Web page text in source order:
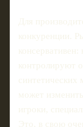
Для
конкуренции.
контролируют
может
игроки,
Это, в свою